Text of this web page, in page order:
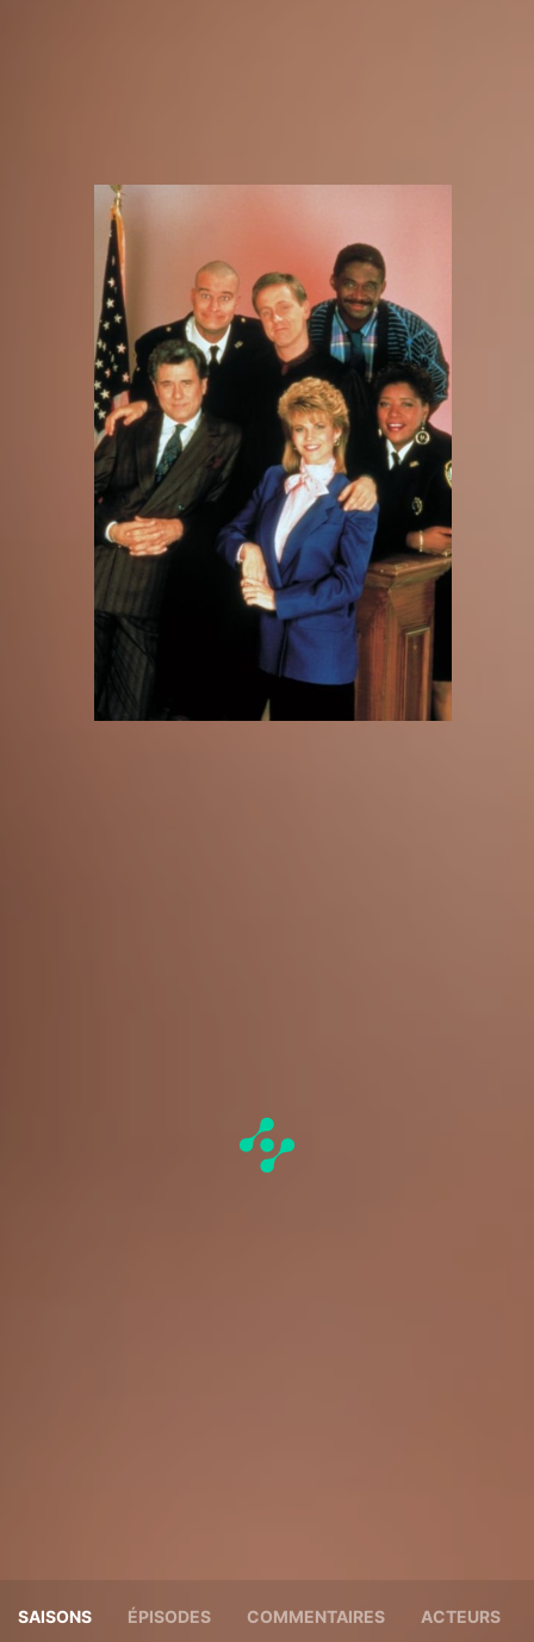
SAISONS ÉPISODES COMMENTAIRES ACTEURS